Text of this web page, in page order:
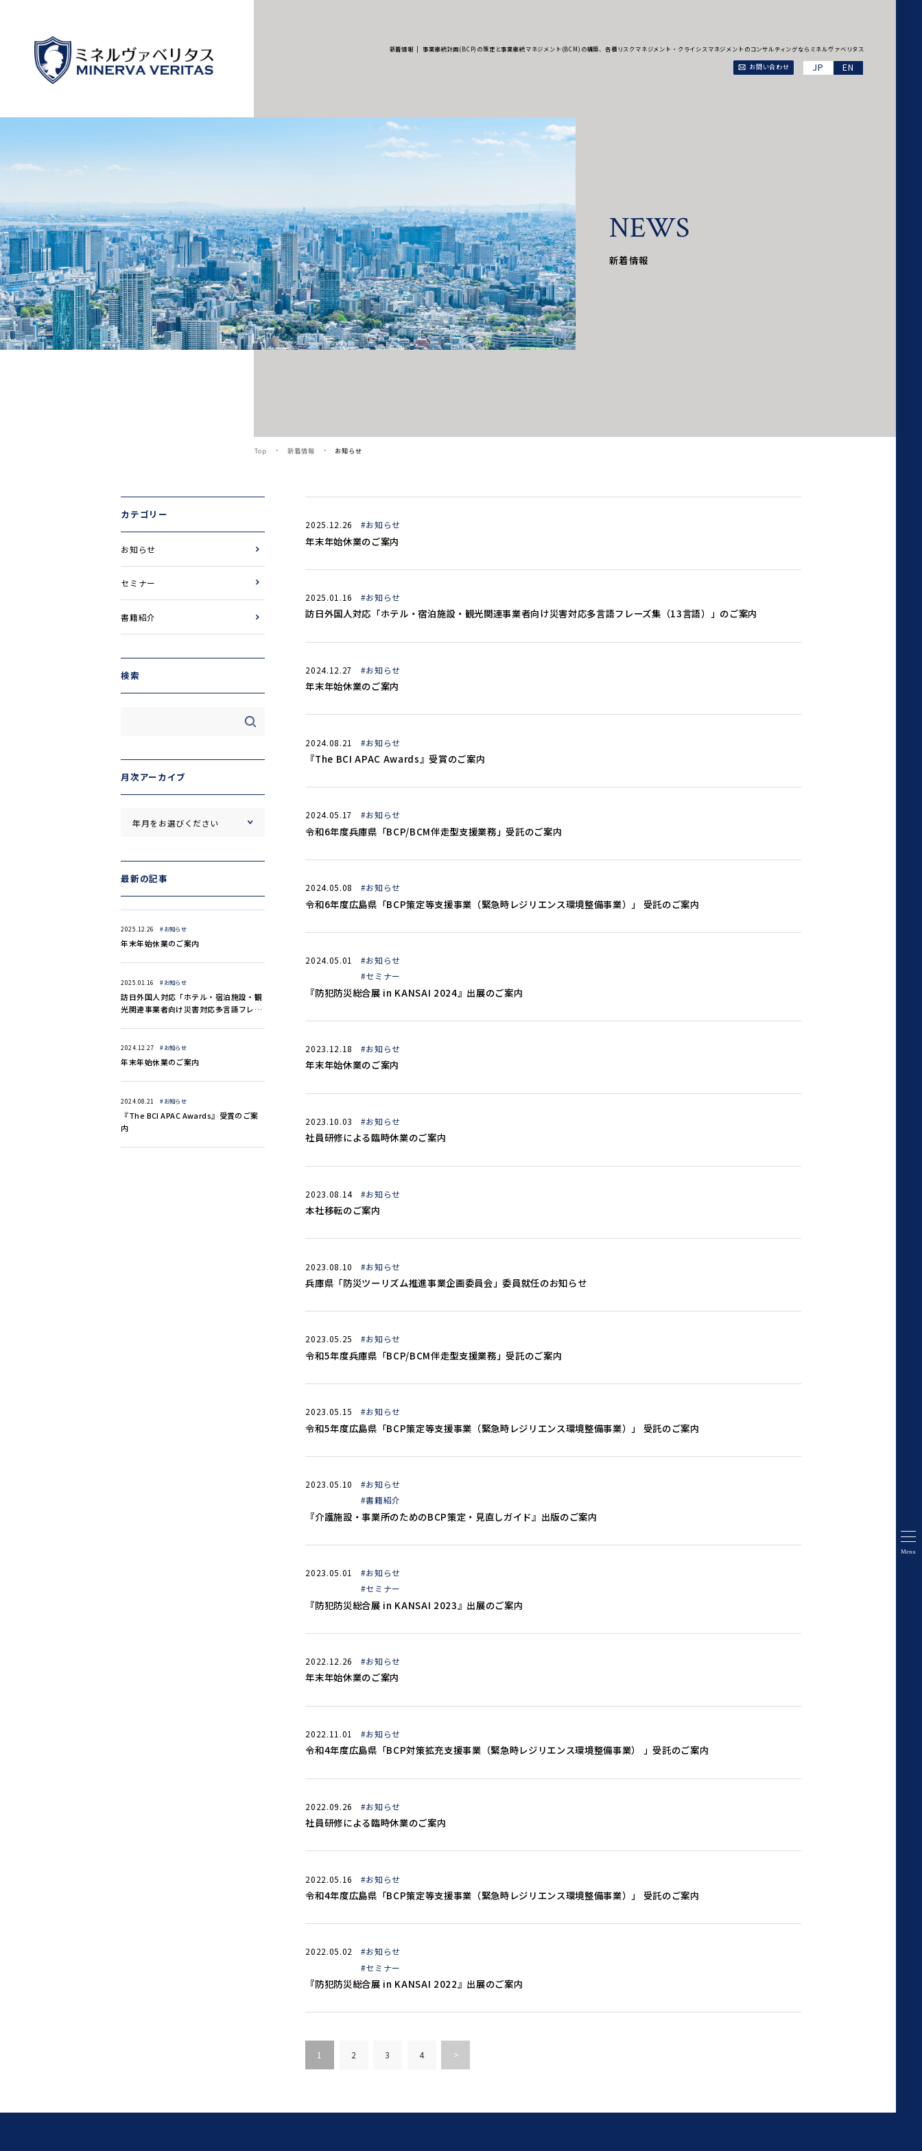
新着情報 事業継続計画(BCP)の策定と事業継続マネジメント(BCM)の構築、各種リスクマネジメント・クライシスマネジメントのコンサルティングならミネルヴァベリタス
お問い合わせ EN
Menu
NEWS
新着情報
Top 新着情報 お知らせ
2025.12.26 #お知らせ
年末年始休業のご案内
2025.01.16 #お知らせ
訪日外国人対応「ホテル・宿泊施設・観光関連事業者向け災害対応多言語フレーズ集（13言語）」のご案内
2024.12.27 #お知らせ
年末年始休業のご案内
2024.08.21 #お知らせ
『The BCI APAC Awards』受賞のご案内
2024.05.17 #お知らせ
令和6年度兵庫県「BCP/BCM伴走型支援業務」受託のご案内
2024.05.08 #お知らせ
令和6年度広島県「BCP策定等支援事業（緊急時レジリエンス環境整備事業）」 受託のご案内
2024.05.01
#お知らせ
#セミナー
『防犯防災総合展 in KANSAI 2024』出展のご案内
2023.12.18 #お知らせ
年末年始休業のご案内
2023.10.03 #お知らせ
社員研修による臨時休業のご案内
2023.08.14 #お知らせ
本社移転のご案内
2023.08.10 #お知らせ
兵庫県「防災ツーリズム推進事業企画委員会」委員就任のお知らせ
2023.05.25 #お知らせ
令和5年度兵庫県「BCP/BCM伴走型支援業務」受託のご案内
2023.05.15 #お知らせ
令和5年度広島県「BCP策定等支援事業（緊急時レジリエンス環境整備事業）」 受託のご案内
2023.05.10
#お知らせ
#書籍紹介
『介護施設・事業所のためのBCP策定・見直しガイド』出版のご案内
2023.05.01
#お知らせ
#セミナー
『防犯防災総合展 in KANSAI 2023』出展のご案内
2022.12.26 #お知らせ
年末年始休業のご案内
2022.11.01 #お知らせ
令和4年度広島県「BCP対策拡充支援事業（緊急時レジリエンス環境整備事業） 」受託のご案内
2022.09.26 #お知らせ
社員研修による臨時休業のご案内
2022.05.16 #お知らせ
令和4年度広島県「BCP策定等支援事業（緊急時レジリエンス環境整備事業）」 受託のご案内
2022.05.02
#お知らせ
#セミナー
『防犯防災総合展 in KANSAI 2022』出展のご案内
1 2 3 4 >
カテゴリー
お知らせ
セミナー
書籍紹介
検索
月次アーカイブ
最新の記事
2025.12.26 #お知らせ
年末年始休業のご案内
2025.01.16 #お知らせ
訪日外国人対応「ホテル・宿泊施設・観
光関連事業者向け災害対応多言語フレー
2024.12.27 #お知らせ
年末年始休業のご案内
2024.08.21 #お知らせ
『The BCI APAC Awards』受賞のご案
内